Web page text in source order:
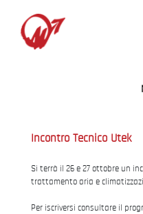
Incontro Tecnico Utek
Si terrà il 26 e 27 ottobre un
trattamento aria e
Per iscriversi consultare il